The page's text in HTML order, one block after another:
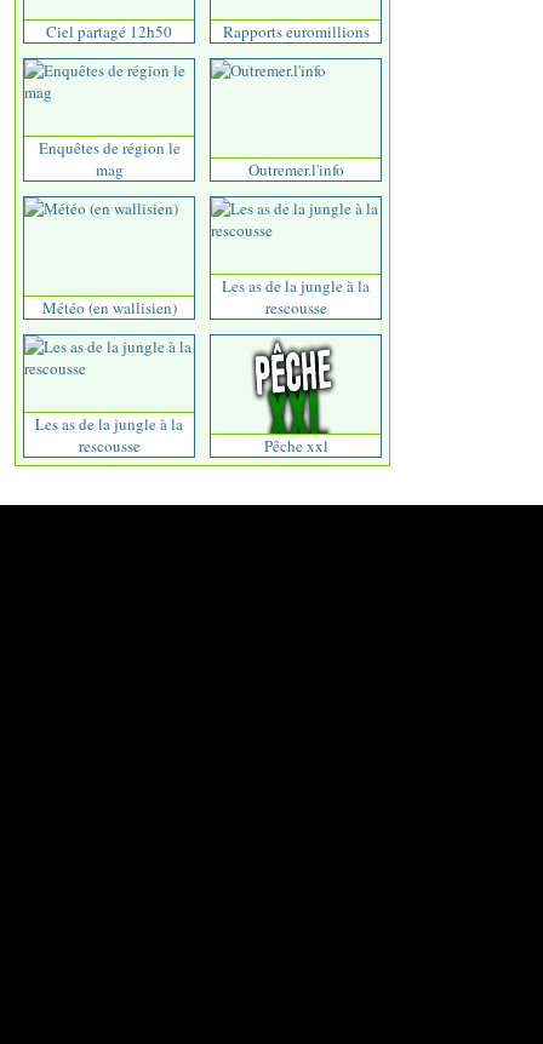
Ciel partagé 12h50 Rapports euromillions
Enquêtes de région le
mag
Outremer.l'info
Météo (en wallisien)
Les as de la jungle à la
rescousse
Les as de la jungle à la
rescousse
Pêche xxl